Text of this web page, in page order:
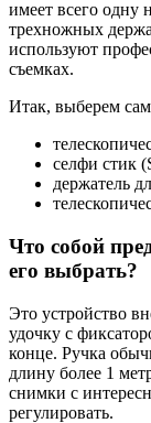
имеет всего одну
трехножных
используют
съемках.
Итак, выберем
селфи стик
держатель
Что собой
его выбрать?
Это устройство
удочку с
конце. Ручка
длину более 1
снимки с
регулировать.